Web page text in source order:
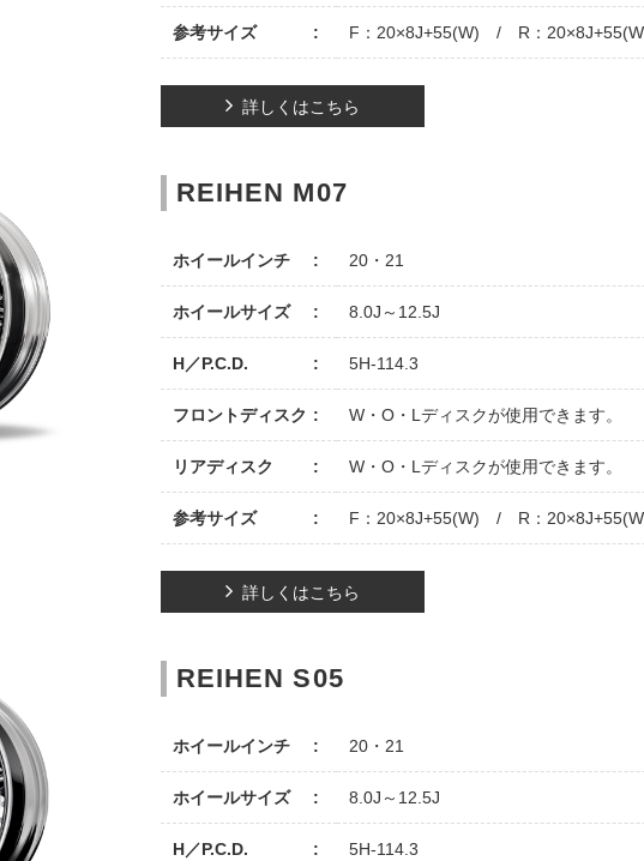
参考サイズ F：20×8J+55(W) / R：
詳しくはこちら
REIHEN M07
ホイールインチ 20・21
ホイールサイズ 8.0J～12.5J
H／P.C.D. 5H-114.3
フロントディスク W・O・Lディスクが使用できます。
リアディスク W・O・Lディスクが使用できます。
参考サイズ F：20×8J+55(W) / R：
詳しくはこちら
REIHEN S05
ホイールインチ 20・21
ホイールサイズ 8.0J～12.5J
H／P.C.D. 5H-114.3